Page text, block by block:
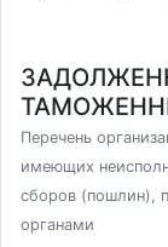
Перечень
имеющих
сборов (пошлин),
органами